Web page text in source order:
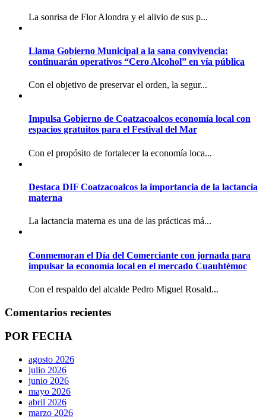
La sonrisa de Flor Alondra y el alivio de sus p...
Llama Gobierno Municipal a la sana convivencia:
continuarán operativos “Cero Alcohol” en vía pública
Con el objetivo de preservar el orden, la segur...
Impulsa Gobierno de Coatzacoalcos economía local con
espacios gratuitos para el Festival del Mar
Con el propósito de fortalecer la economía loca...
Destaca DIF Coatzacoalcos la importancia de la lactancia
materna
La lactancia materna es una de las prácticas má...
Conmemoran el Día del Comerciante con jornada para
impulsar la economía local en el mercado Cuauhtémoc
Con el respaldo del alcalde Pedro Miguel Rosald...
Comentarios recientes
POR FECHA
agosto 2026
julio 2026
junio 2026
mayo 2026
abril 2026
marzo 2026